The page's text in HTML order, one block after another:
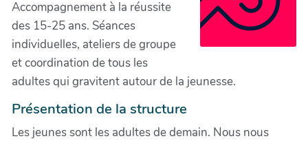
Accompagnement à la réussite
des 15-25 ans. Séances
individuelles, ateliers de groupe
et coordination de tous les
adultes qui gravitent autour de la jeunesse.
Présentation de la structure
Les jeunes sont les adultes de demain. Nous nous